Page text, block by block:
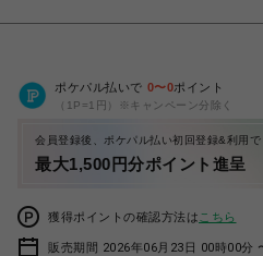
ポケパル払いで 0〜0ポイント
（1P=1円）※キャンペーン分除く
会員登録後、ポケパル払い初回登録&利用で
最大1,500円分ポイント進呈
獲得ポイントの確認方法は こちら
販売期間 2026年06月23日 00時00分